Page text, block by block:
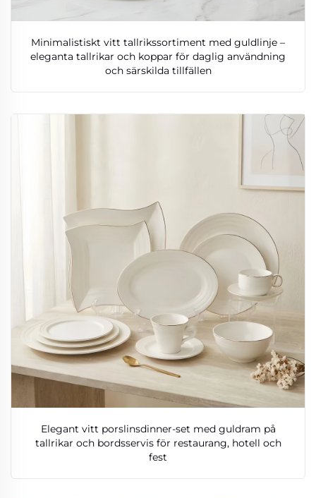
Minimalistiskt vitt tallrikssortiment med guldlinje –
eleganta tallrikar och koppar för daglig användning
och särskilda tillfällen
Elegant vitt porslinsdinner-set med guldram på
tallrikar och bordsservis för restaurang, hotell och
fest